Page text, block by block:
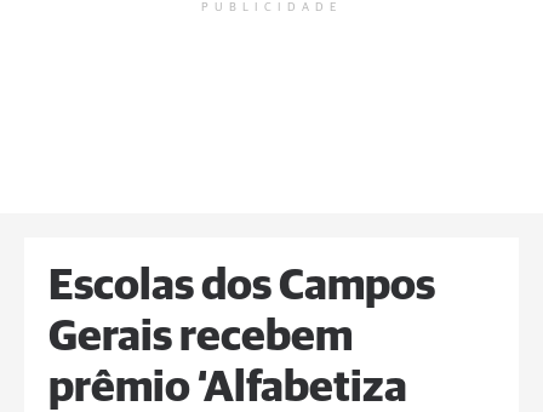
PUBLICIDADE
Escolas dos Campos
Gerais recebem
prêmio ‘Alfabetiza